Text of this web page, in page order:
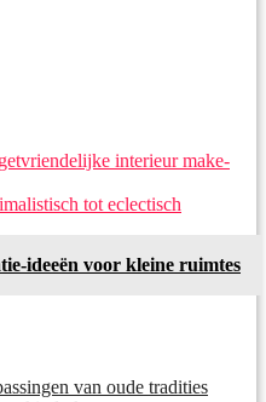
interieur make-
tot eclectisch
ideeën voor kleine ruimtes
van oude tradities